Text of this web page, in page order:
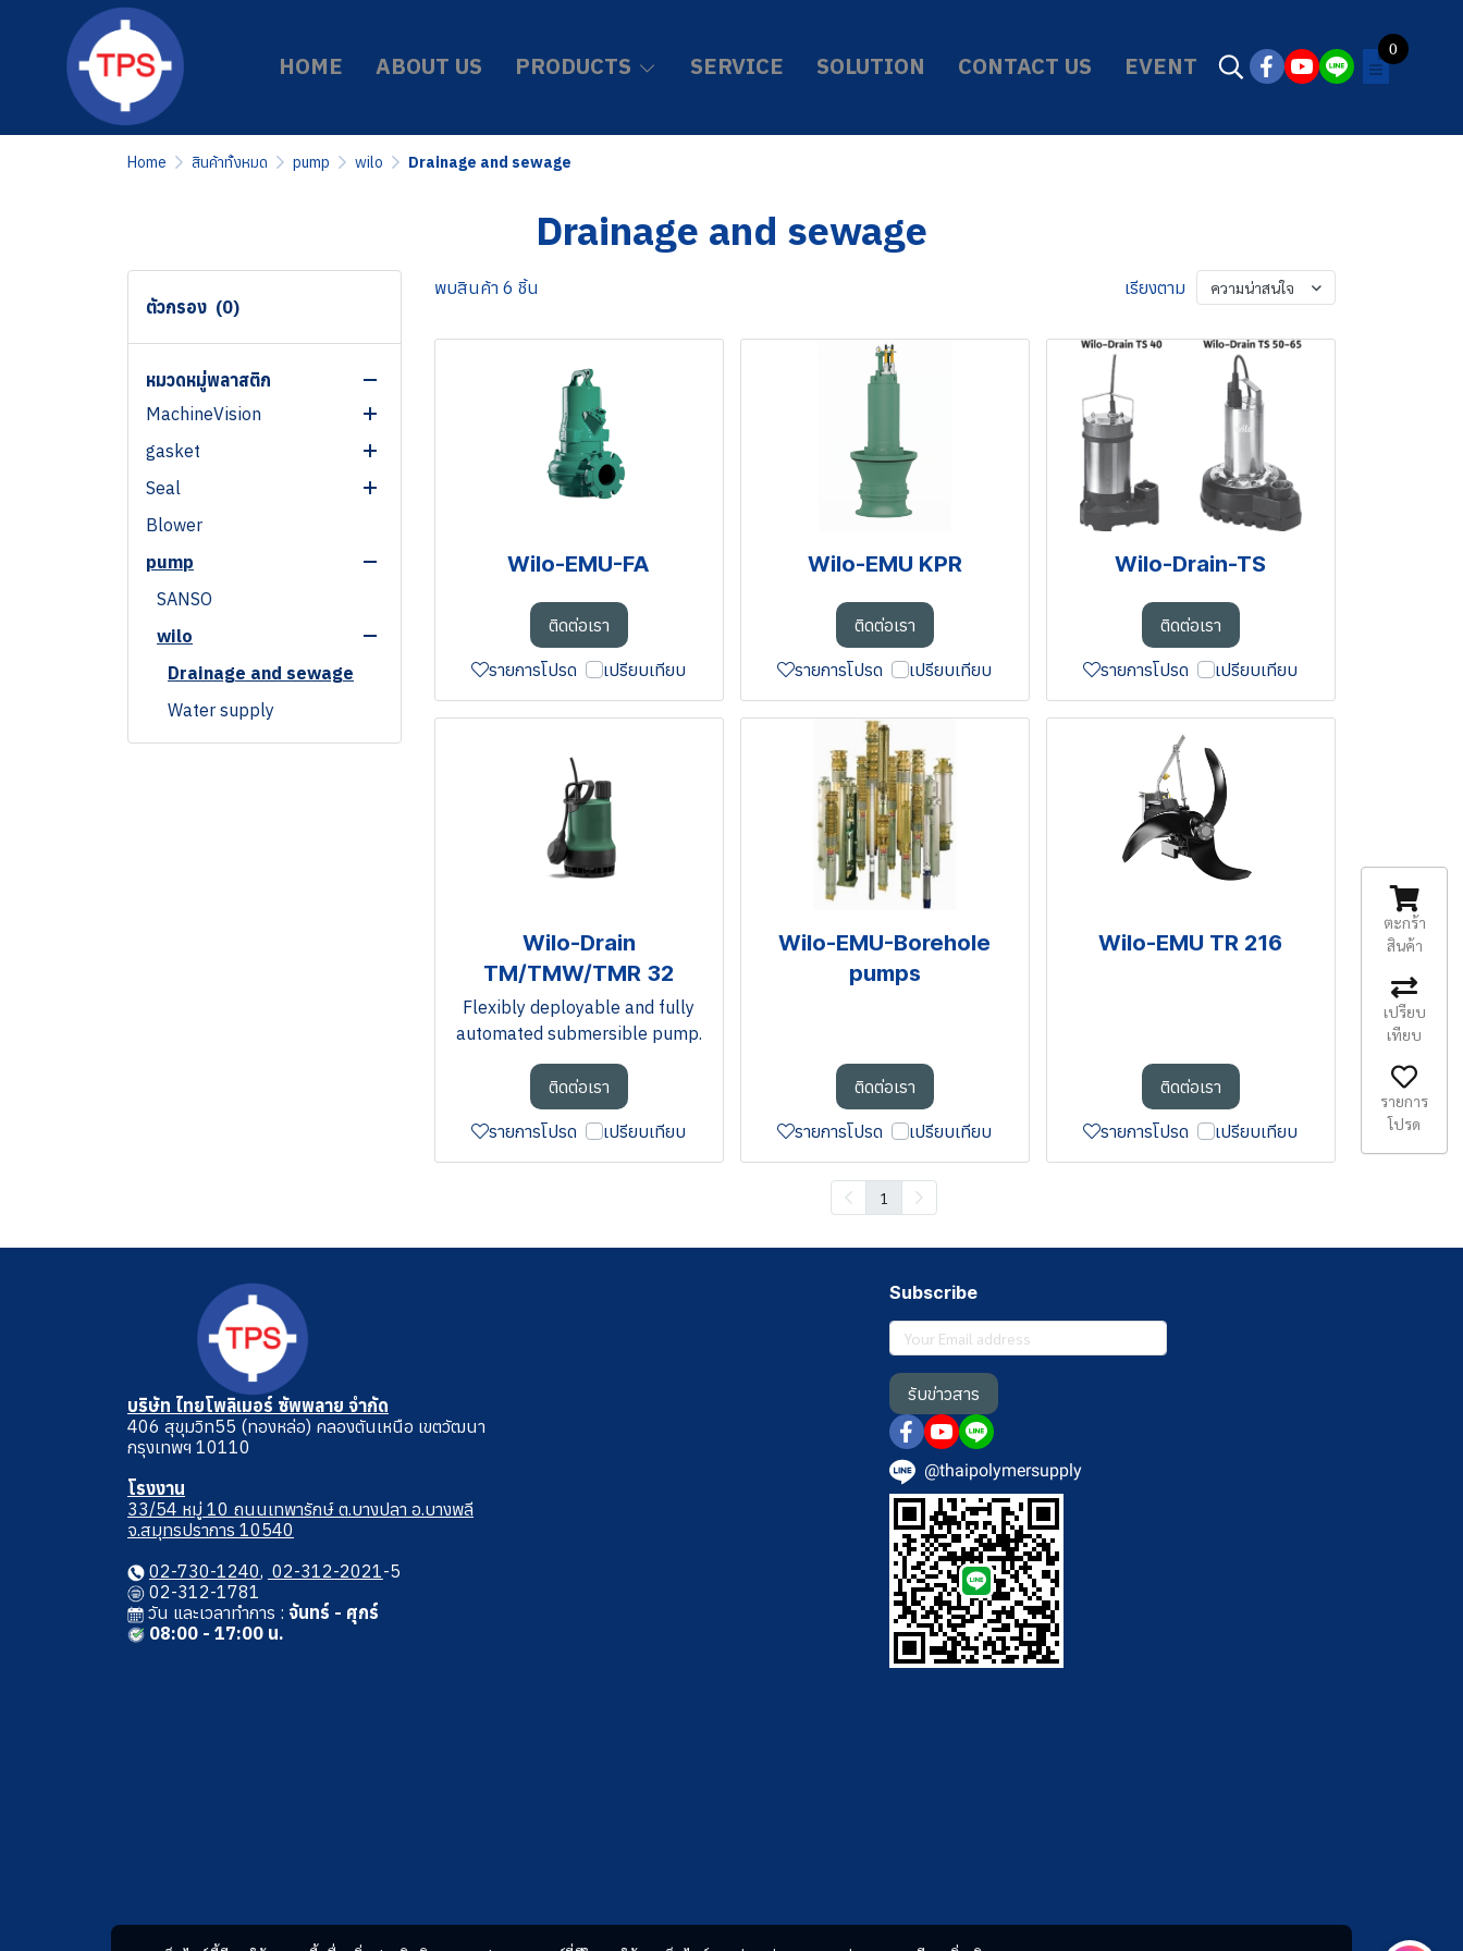
HOME ABOUT US PRODUCTS SERVICE SOLUTION CONTACT US EVENT
0
Home สินค้าทั้งหมด pump wilo Drainage and sewage
Drainage and sewage
ตัวกรอง (0)
หมวดหมู่พลาสติก
สินค้าทั้งหมด
มาตราฐานรับรองสินค้า
MachineVision
3D VISION SYSTEMS
2D Vision Systems
gasket
Special Product
Gland Packing / Stuffing
GASKET SHEET
Seal
Insulation
Gasket
oring
Blower
pump
SANSO
wilo
Drainage and sewage
Water supply
Heating, air-conditioning,
พบสินค้า 6 ชิ้น เรียงตาม ความน่าสนใจ
Wilo-EMU-FA
ติดต่อเรา
รายการโปรด เปรียบเทียบ
Wilo-EMU KPR
ติดต่อเรา
รายการโปรด เปรียบเทียบ
Wilo-Drain-TS
ติดต่อเรา
รายการโปรด เปรียบเทียบ
Wilo-Drain
TM/TMW/TMR 32
Flexibly deployable and fully
automated submersible pump.
ติดต่อเรา
รายการโปรด เปรียบเทียบ
Wilo-EMU-Borehole
pumps
ติดต่อเรา
รายการโปรด เปรียบเทียบ
Wilo-EMU TR 216
ติดต่อเรา
รายการโปรด เปรียบเทียบ
1
บริษัท ไทยโพลิเมอร์ ซัพพลาย จำกัด
406 สุขุมวิท55 (ทองหล่อ) คลองตันเหนือ เขตวัฒนา
กรุงเทพฯ 10110
โรงงาน
33/54 หมู่ 10 ถนนเทพารักษ์ ต.บางปลา อ.บางพลี
จ.สมุทรปราการ 10540
02-730-1240, 02-312-2021-5
02-312-1781
วัน และเวลาทําการ :จันทร์ - ศุกร์
08:00 - 17:00 น.
Subscribe
รับข่าวสาร
@thaipolymersupply
ตะกร้า
สินค้า
เปรียบ
เทียบ
รายการ
โปรด